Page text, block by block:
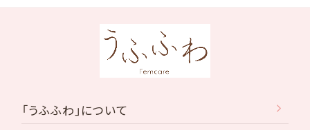
「うふふわ」について